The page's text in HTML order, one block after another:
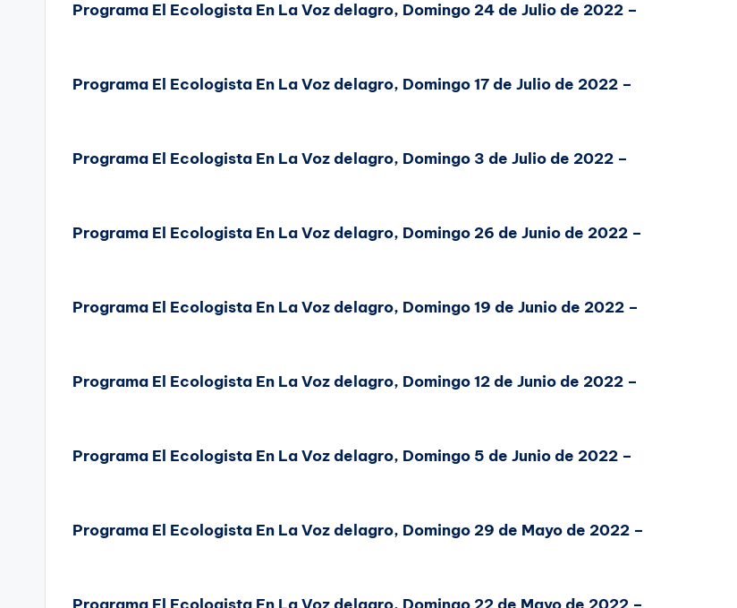
Programa El Ecologista En La Voz delagro, Domingo 24 de Julio de 2022 –
Programa El Ecologista En La Voz delagro, Domingo 17 de Julio de 2022 –
Programa El Ecologista En La Voz delagro, Domingo 3 de Julio de 2022 –
Programa El Ecologista En La Voz delagro, Domingo 26 de Junio de 2022 –
Programa El Ecologista En La Voz delagro, Domingo 19 de Junio de 2022 –
Programa El Ecologista En La Voz delagro, Domingo 12 de Junio de 2022 –
Programa El Ecologista En La Voz delagro, Domingo 5 de Junio de 2022 –
Programa El Ecologista En La Voz delagro, Domingo 29 de Mayo de 2022 –